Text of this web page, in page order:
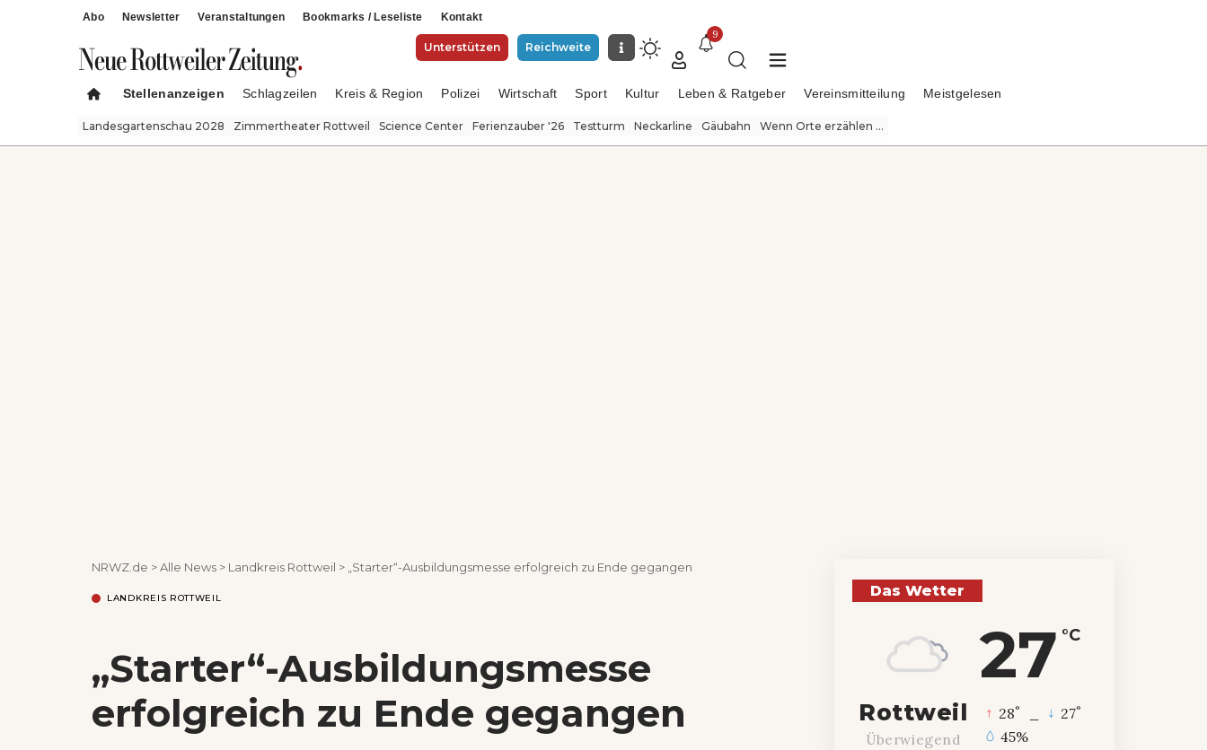
Abo Newsletter Veranstaltungen Bookmarks / Leseliste Kontakt
Unterstützen Reichweite
9
Stellenanzeigen Schlagzeilen Kreis & Region Polizei Wirtschaft Sport Kultur Leben & Ratgeber Vereinsmitteilung Meistgelesen
Landesgartenschau 2028 Zimmertheater Rottweil Science Center Ferienzauber '26 Testturm Neckarline Gäubahn Wenn Orte erzählen ...
NRWZ.de >Alle News > Landkreis Rottweil > „Starter“-Ausbildungsmesse erfolgreich zu Ende gegangen
LANDKREIS ROTTWEIL
„Starter“-Ausbildungsmesse
erfolgreich zu Ende gegangen
Das Wetter
27 °C
Rottweil
Überwiegend
28° 27°
45%